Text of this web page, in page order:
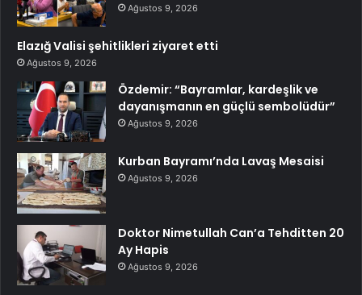
Ağustos 9, 2026
Elazığ Valisi şehitlikleri ziyaret etti
Ağustos 9, 2026
Özdemir: “Bayramlar, kardeşlik ve
dayanışmanın en güçlü sembolüdür”
Ağustos 9, 2026
Kurban Bayramı’nda Lavaş Mesaisi
Ağustos 9, 2026
Doktor Nimetullah Can’a Tehditten 20
Ay Hapis
Ağustos 9, 2026